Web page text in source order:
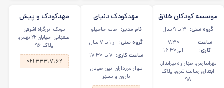
موسسه کودکان خلاق
در تهرانپارس
گروه سنی: ۳ تا ۹ سال
ساعت
کاری:
۷:۳۰
الی۱۶:۳۰
تهرانپارس، چهار راه تیرانداز،
ابتدای رسالت شرق، پلاک
۹۸
مهدکودک دنیای
خلاقیت در مرزداران
نام مدیر: خانم حاجیلو
گروه سنی: از ۱ تا ۷ سال
ساعت کاری: ۷ تا ۱۷:۳۰
بلوار مرزداران، بین خیابان
نارون و سپهر
مهدکودک و پیش
دبستانی ایمان در
پونک، اشرفی
اصفهانی
پونک، بزرگراه اشرفی
اصفهانی، خیابان ۲۲ بهمن،
پلاک ۹۶
۰۲۱۴۴۴۱۷۱۶۲